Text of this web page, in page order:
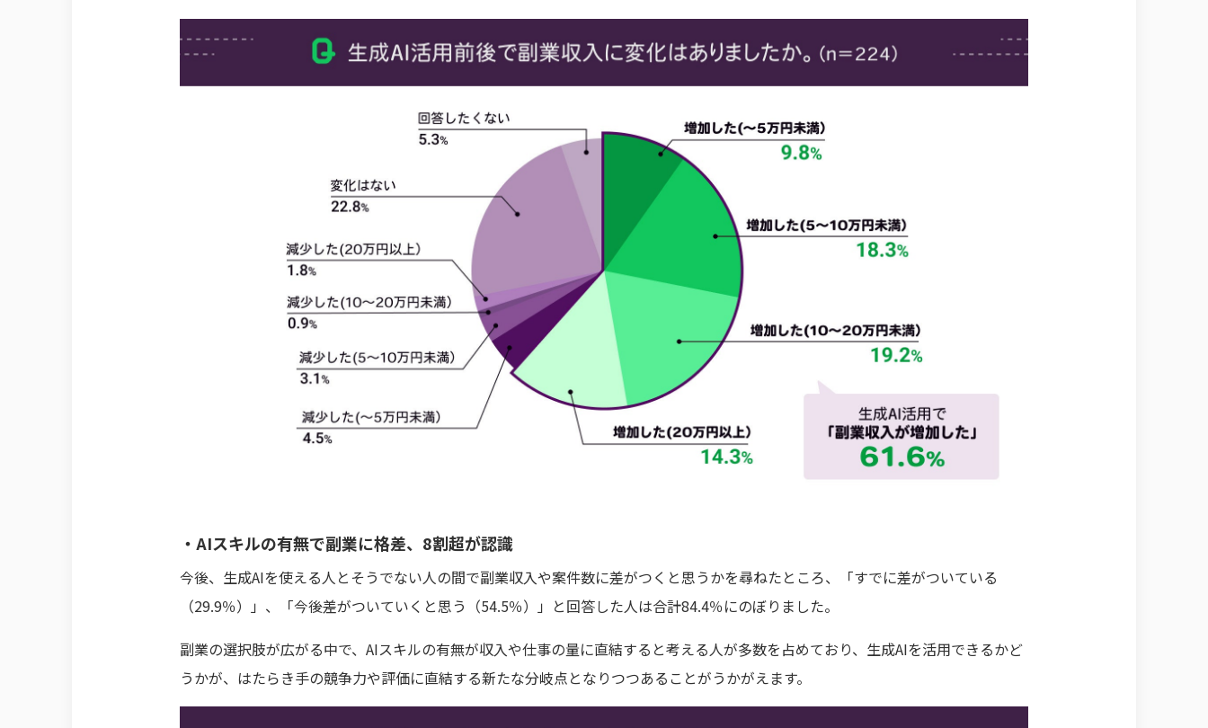
・AIスキルの有無で副業に格差、8割超が認識
今後、生成AIを使える人とそうでない人の間で副業収入や案件数に差がつくと思うかを尋ねたところ、「すでに差がついている
（29.9％）」、「今後差がついていくと思う（54.5％）」と回答した人は合計84.4％にのぼりました。
副業の選択肢が広がる中で、AIスキルの有無が収入や仕事の量に直結すると考える人が多数を占めており、生成AIを活用できるかど
うかが、はたらき手の競争力や評価に直結する新たな分岐点となりつつあることがうかがえます。